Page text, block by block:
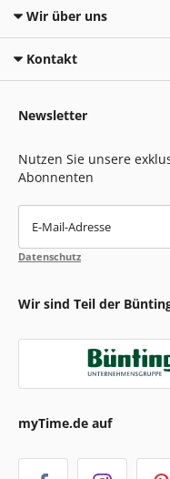
Wir über uns
Kontakt
Newsletter
Nutzen Sie unsere
Abonnenten
E-Mail-Adresse
Datenschutz
Wir sind Teil der
myTime.de auf